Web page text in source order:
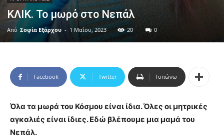
ΚΛΙΚ. Το μωρό στο Νεπάλ
Από Σοφία Εξάρχου - 1 Μαΐου, 2023 20 0
Facebook Twitter Τυπώνω
Όλα τα μωρά του Κόσμου είναι ίδια. Όλες οι μητρικές
αγκαλιές είναι ίδιες. Εδώ βλέπουμε μια μαμά του
Νεπάλ.